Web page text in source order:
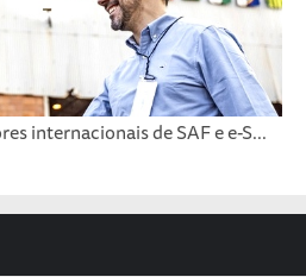
internacionais de SAF e e-S...